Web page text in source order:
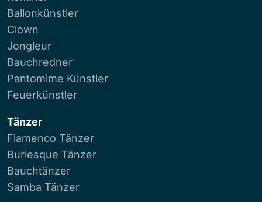
Ballonkünstler
Clown
Jongleur
Bauchredner
Pantomime Künstler
Feuerkünstler
Tänzer
Flamenco Tänzer
Burlesque Tänzer
Bauchtänzer
Samba Tänzer